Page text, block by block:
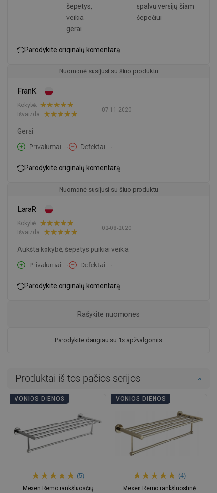
šepetys,
veikia
gerai
spalvų versijų šiam
šepečiui
Parodykite originalų komentarą
Nuomonė susijusi su šiuo produktu
FranK
07-11-2020
Kokybė:
Išvaizda:
Gerai
Privalumai
- Defektai -
Parodykite originalų komentarą
Nuomonė susijusi su šiuo produktu
LaraR
02-08-2020
Kokybė:
Išvaizda:
Aukšta kokybė, šepetys puikiai veikia
Privalumai
- Defektai -
Parodykite originalų komentarą
Parodykite daugiau su 1s apžvalgomis
Rašykite nuomones
Produktai iš tos pačios serijos
VONIOS DIENOS
(5)
Mexen Remo rankšluosčių
VONIOS DIENOS
(4)
Mexen Remo rankšluostinė